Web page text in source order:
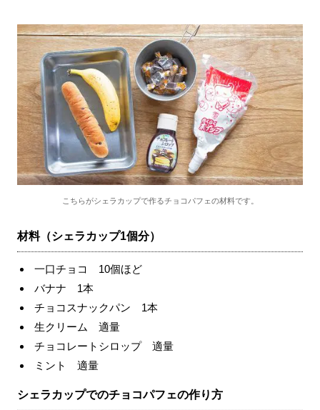
こちらがシェラカップで作るチョコパフェの材料です。
材料（シェラカップ1個分）
一口チョコ 10個ほど
バナナ 1本
チョコスナックパン 1本
生クリーム 適量
チョコレートシロップ 適量
ミント 適量
シェラカップでのチョコパフェの作り方